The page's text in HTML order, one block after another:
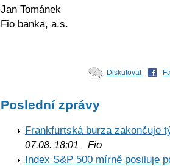
Jan Tománek
Fio banka, a.s.
Diskutovat
Poslední zprávy
Frankfurtská burza zakončuje
07.08. 18:01
Fio
Index S&P 500 mírně posiluje